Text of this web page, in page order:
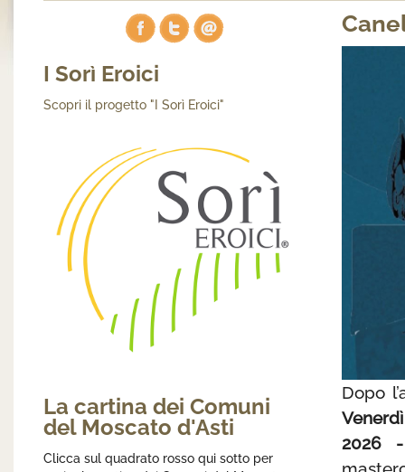
I Sorì Eroici
Scopri il progetto "I Sorì Eroici"
La cartina dei Comuni
del Moscato d'Asti
Clicca sul quadrato rosso qui sotto per
Dopo
2026